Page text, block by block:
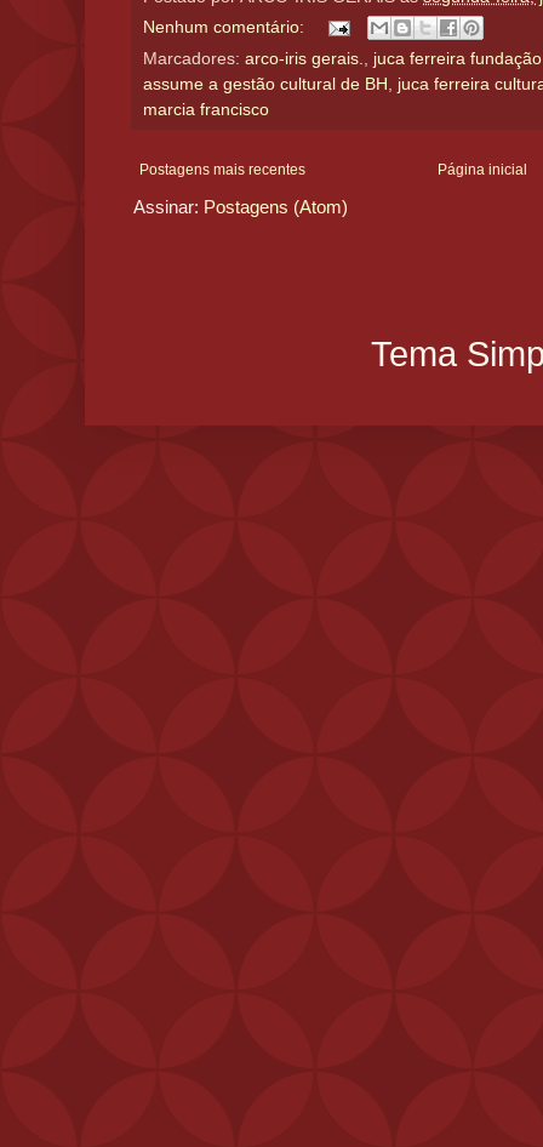
Nenhum comentário:
Marcadores: arco-iris gerais., juca ferreira
assume a gestão cultural de BH , juca ferreira
marcia francisco
Postagens mais recentes Página inicial
Assinar: Postagens (Atom)
Tema